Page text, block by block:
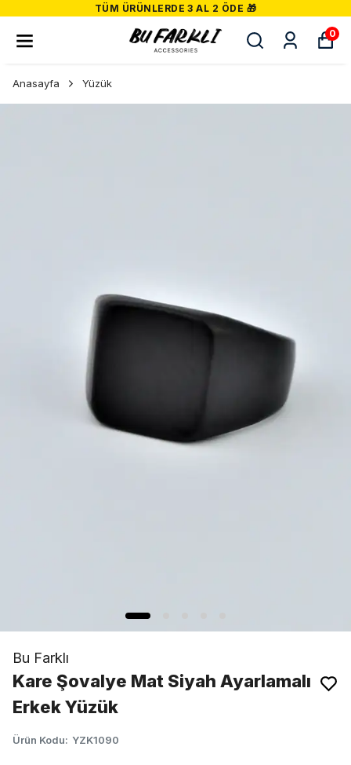
TÜM ÜRÜNLERDE 3 AL 2 ÖDE 🎁
0
Anasayfa Yüzük
Bu Farklı
Kare Şovalye Mat Siyah Ayarlamalı
Erkek Yüzük
Ürün Kodu: YZK1090